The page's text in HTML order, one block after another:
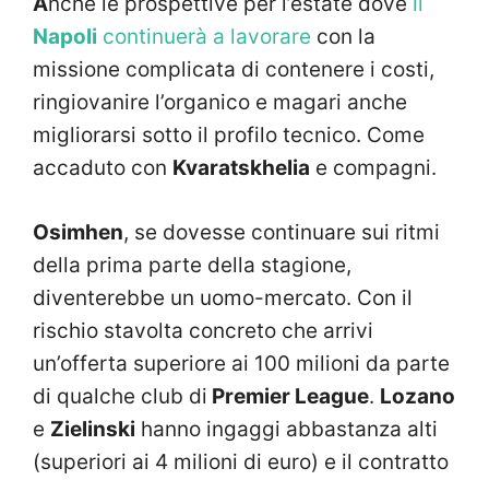
Napoli continuerà a lavorare con la
missione complicata di contenere i costi,
ringiovanire l’organico e magari anche
migliorarsi sotto il profilo tecnico. Come
accaduto con Kvaratskhelia e compagni.
Osimhen, se dovesse continuare sui ritmi
della prima parte della stagione,
diventerebbe un uomo-mercato. Con il
rischio stavolta concreto che arrivi
un’offerta superiore ai 100 milioni da parte
di qualche club di Premier League. Lozano
e Zielinski hanno ingaggi abbastanza alti
(superiori ai 4 milioni di euro) e il contratto